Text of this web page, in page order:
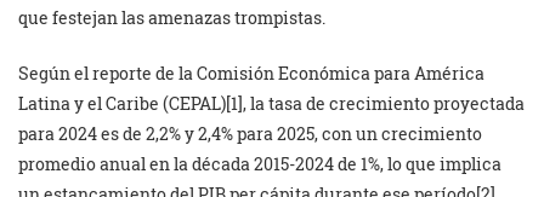
que festejan las amenazas trompistas.
Según el reporte de la Comisión Económica para América
Latina y el Caribe (CEPAL)[1], la tasa de crecimiento proyectada
para 2024 es de 2,2% y 2,4% para 2025, con un crecimiento
promedio anual en la década 2015-2024 de 1%, lo que implica